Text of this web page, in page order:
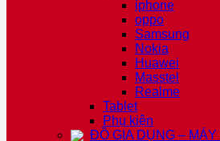
iphone
oppo
Samsung
Nokia
Huawei
Masstel
Realme
Tablet
Phụ kiện
ĐỒ GIA DỤNG –